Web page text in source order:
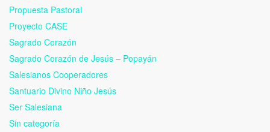
Propuesta Pastoral
Proyecto CASE
Sagrado Corazón
Sagrado Corazón de Jesús – Popayán
Salesianos Cooperadores
Santuario Divino Niño Jesús
Ser Salesiana
Sin categoría